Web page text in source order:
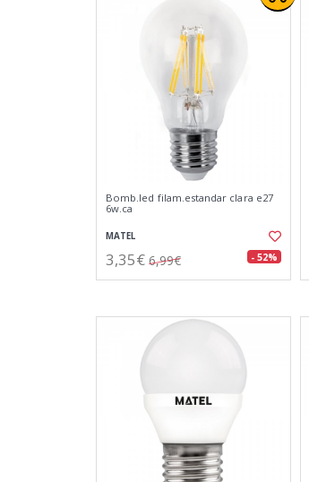
Bomb.led filam.estandar clara e27
6w.ca
MATEL
3,35€ 6,99€ - 52%